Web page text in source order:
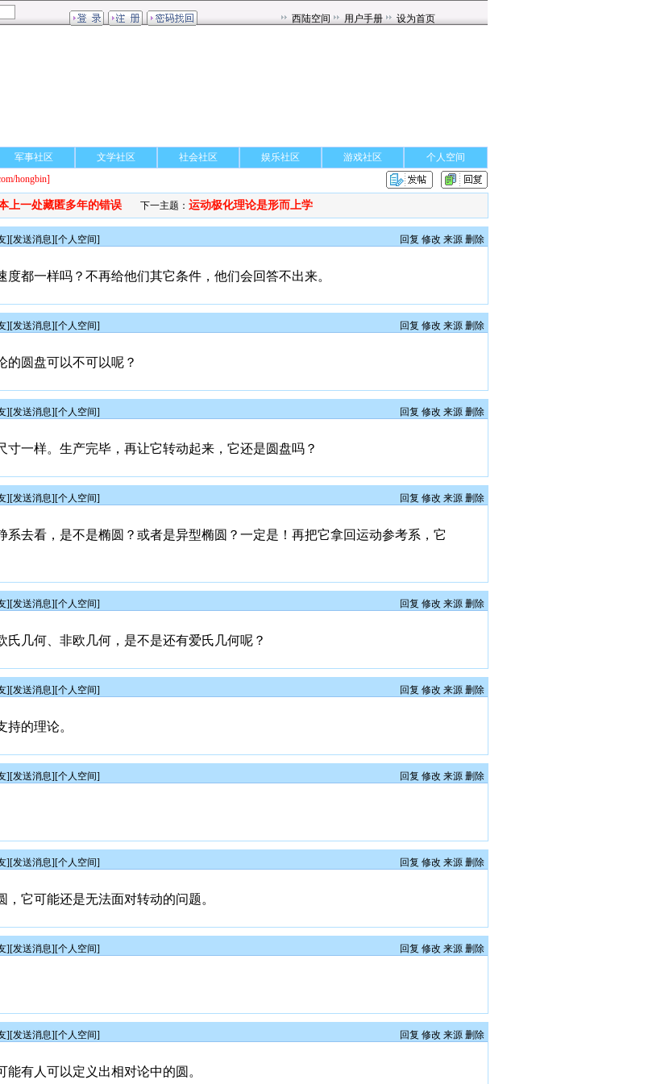
军事社区 文学社区 社会社区 娱乐社区 游戏社区
个人空间
hongbin]
上一处藏匿多年的错误 下一主题：运动极化理论是形而上学
][发送消息][个人空间] 回复 修改 来源 删除
都一样吗？不再给他们其它条件，他们会回答不出来。
][发送消息][个人空间] 回复 修改 来源 删除
的圆盘可以不可以呢？
][发送消息][个人空间] 回复 修改 来源 删除
一样。生产完毕，再让它转动起来，它还是圆盘吗？
][发送消息][个人空间] 回复 修改 来源 删除
去看，是不是椭圆？或者是异型椭圆？一定是！再把它拿回运动参考系，它
][发送消息][个人空间] 回复 修改 来源 删除
几何、非欧几何，是不是还有爱氏几何呢？
][发送消息][个人空间] 回复 修改 来源 删除
的理论。
][发送消息][个人空间] 回复 修改 来源 删除
][发送消息][个人空间] 回复 修改 来源 删除
它可能还是无法面对转动的问题。
][发送消息][个人空间] 回复 修改 来源 删除
][发送消息][个人空间] 回复 修改 来源 删除
有人可以定义出相对论中的圆。